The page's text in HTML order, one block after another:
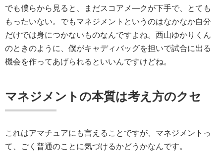
でも僕らから見ると、まだスコアメ—クが下手で、とても
もったいない。でもマネジメントというのはなかなか自分
だけでは身につかないものなんですよね。西山ゆかりくん
のときのように、僕がキャディバッグを担いで試合に出る
機会を作ってあげられるといいんですけどね。
マネジメントの本質は考え方のクセ
これはアマチュアにも言えることですが、マネジメントっ
て、ごく普通のことに気づけるかどうかなんです。